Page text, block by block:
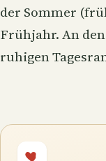
der Sommer
Frühjahr. An
ruhigen